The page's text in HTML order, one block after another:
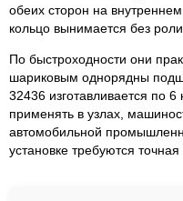
обеих сторон на
кольцо вынимается без
По быстроходности они
шариковым однорядны
32436 изготавливается по 6
применять в узлах,
автомобильной
установке требуются